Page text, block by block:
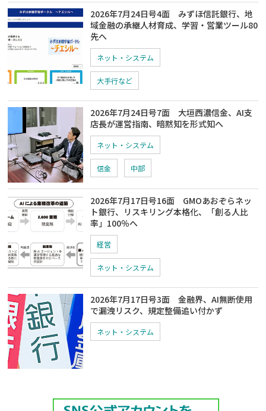
2026年7月24日号4面 みずほ信託銀行、地
域金融の承継人材育成、学習・営業ツール80
先へ
ネット・システム
大手行など
2026年7月24日号7面 大垣西濃信金、AI支
店長が運営指南、暗黙知を形式知へ
ネット・システム
信金 中部
2026年7月17日号16面 GMOあおぞらネッ
ト銀行、リスキリング本格化、「創る人比
率」100％へ
経営
ネット・システム
2026年7月17日号3面 金融界、AI無断使用
で漏洩リスク、規定整備追い付かず
ネット・システム